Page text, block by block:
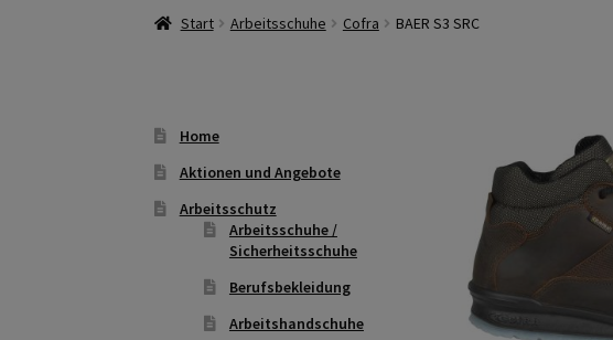
Start Arbeitsschuhe Cofra BAER S3 SRC
Home
Aktionen und Angebote
Arbeitsschutz
Arbeitsschuhe /
Sicherheitsschuhe
Berufsbekleidung
Arbeitshandschuhe